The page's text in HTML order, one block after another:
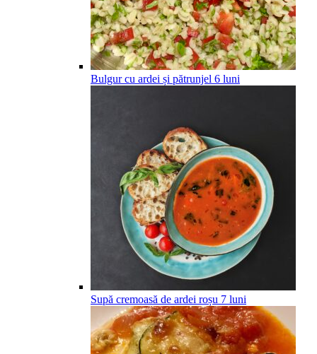
Bulgur cu ardei și pătrunjel 6 luni
Supă cremoasă de ardei roșu 7 luni